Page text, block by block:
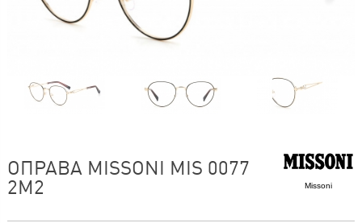
Missoni
ОПРАВА MISSONI MIS 0077
2M2